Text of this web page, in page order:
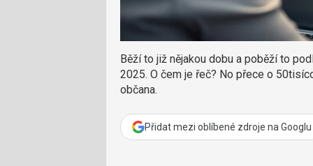
Běží to již nějakou dobu a poběží to
2025. O čem je řeč? No přece o
občana.
Přidat mezi oblíbené zdroje na Googlu